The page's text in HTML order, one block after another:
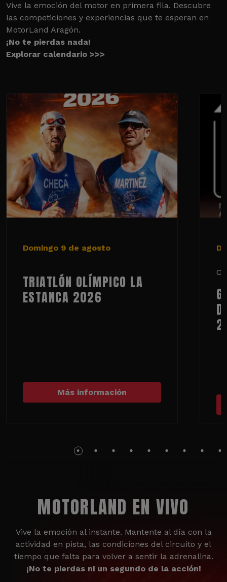
Vive la emoción del motor en primera fila. Descubre
las competiciones y experiencias que te esperan en
MotorLand Aragón.
¡No te pierdas nada!
Explorar calendario >>>
Domingo 9 de agosto
TRIATLÓN OLÍMPICO LA
ESTANCA 2026
Más información
MOTORLAND EN VIVO
Vive la emoción al instante. Mantente al día con la
actividad en pista, las condiciones del circuito y el
tiempo que falta para volver a sentir la adrenalina.
¡No te pierdas ni un segundo de la acción!